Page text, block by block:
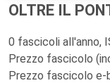
OLTRE IL
0 fascicoli all'anno,
Prezzo fascicolo
Prezzo fascicolo e-